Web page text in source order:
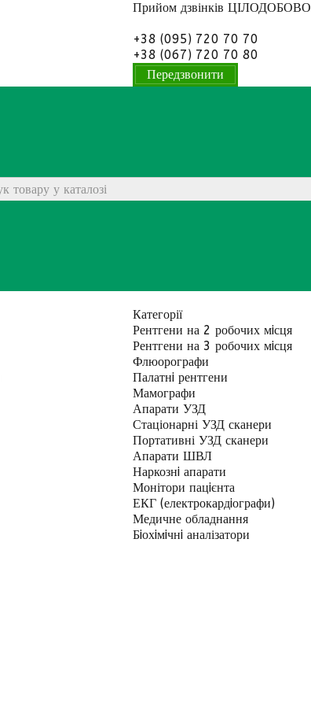
Прийом дзвінків ЦІЛОДОБОВО
+38 (095) 720 70 70
+38 (067) 720 70 80
Передзвонити
Категорії
Рентгени на 2 робочих мiсця
Рентгени на 3 робочих мiсця
Флюорографи
Палатнi рентгени
Мамографи
Апарати УЗД
Стаціонарні УЗД сканери
Портативні УЗД сканери
Апарати ШВЛ
Наркознi апарати
Монітори пацiєнта
ЕКГ (електрокардiографи)
Медичне обладнання
Бiохiмiчнi аналізатори